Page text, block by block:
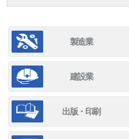
製造業
建設業
出版・印刷